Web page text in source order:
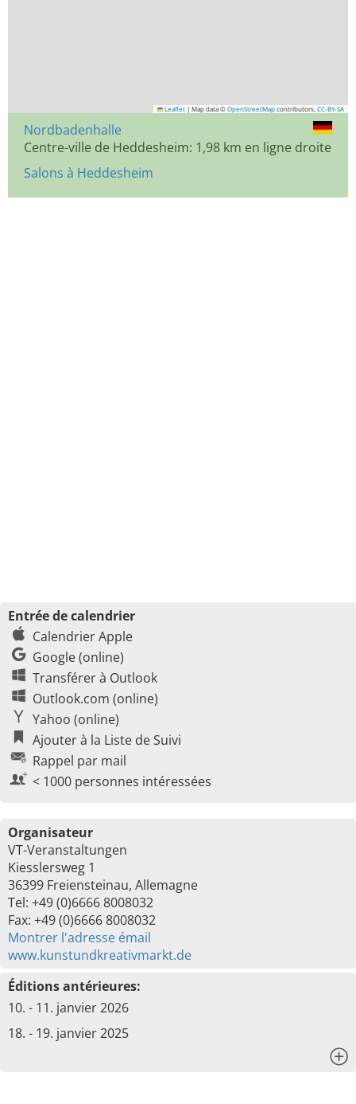
Leaflet | Map data © OpenStreetMap contributors, CC-BY-SA
Nordbadenhalle
Centre-ville de Heddesheim: 1,98 km en ligne droite
Salons à Heddesheim
Entrée de calendrier
Calendrier Apple
Google (online)
Transférer à Outlook
Outlook.com (online)
Yahoo (online)
Ajouter à la Liste de Suivi
Rappel par mail
< 1000 personnes intéressées
Organisateur
VT-Veranstaltungen
Kiesslersweg 1
36399 Freiensteinau, Allemagne
Tel: +49 (0)6666 8008032
Fax: +49 (0)6666 8008032
Montrer l'adresse émail
www.kunstundkreativmarkt.de
Éditions antérieures:
10. - 11. janvier 2026
18. - 19. janvier 2025